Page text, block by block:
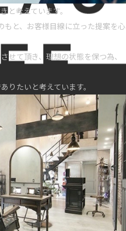
と考えています。
もと、お客様目線に立った提案を心
せて頂き、理想の状態を保つ為、
りたいと考えています。